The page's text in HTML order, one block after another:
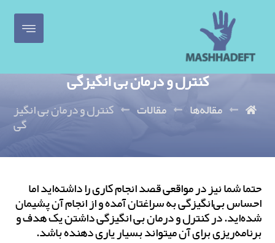
کنترل و درمان بی انگیزگی
مقاله‌ها مقالات
کنترل و درمان بی انگیز
گی
حتما شما نیز در مواقعی قصد انجام کاری را داشته‌اید اما
احساس بی‌انگیزگی به سراغتان آمده و از انجام آن پشیمان
شده‌‎اید. در کنترل و درمان بی انگیزگی داشتن یک هدف و
برنامه‌‎ریزی برای آن می‎تواند بسیار یاری دهنده باشد.